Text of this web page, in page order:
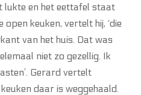
lukte en het eettafel staat
keuken, vertelt hij, ‘die
van het huis. Dat was
niet zo gezellig. Ik
Gerard vertelt
daar is weggehaald.